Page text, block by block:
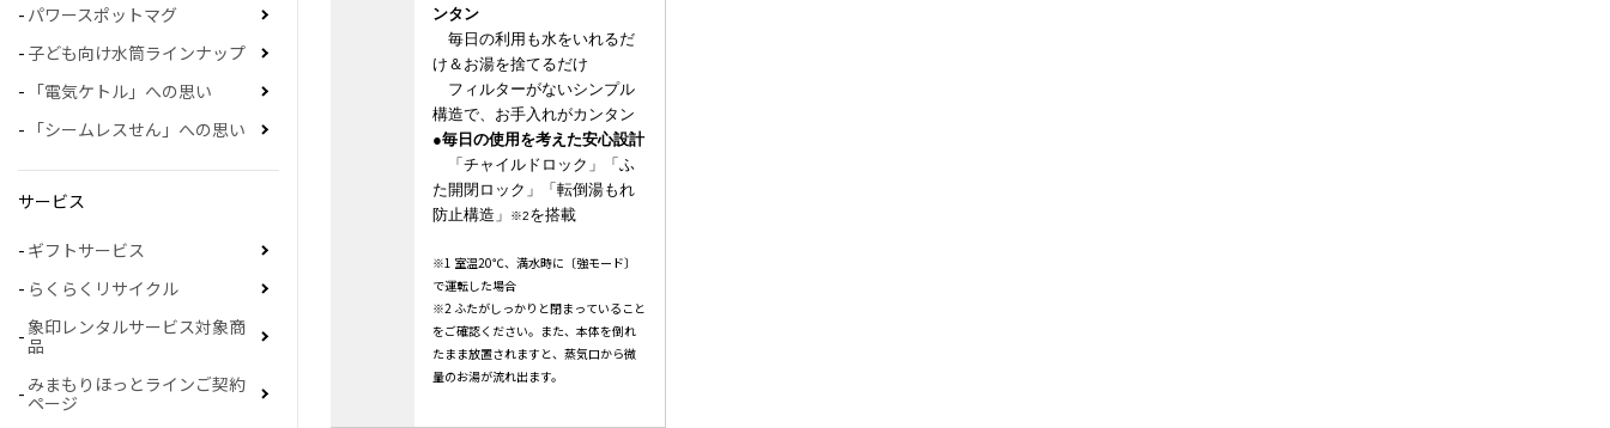
ンタン
毎日の利用も水をいれるだ
け＆お湯を捨てるだけ
フィルターがないシンプル
構造で、お手入れがカンタン
●毎日の使用を考えた安心設計
「チャイルドロック」「ふ
た開閉ロック」「転倒湯もれ
防止構造」
※2を搭載
※1 室温20℃、満水時に〔強モード〕
で運転した場合
※2 ふたがしっかりと閉まっていること
をご確認ください。また、本体を倒れ
たまま放置されますと、蒸気口から微
量のお湯が流れ出ます。
パワースポットマグ
子ども向け水筒ラインナップ
「電気ケトル」への思い
「シームレスせん」への思い
サービス
ギフトサービス
らくらくリサイクル
象印レンタルサービス対象商
品
みまもりほっとラインご契約
ページ